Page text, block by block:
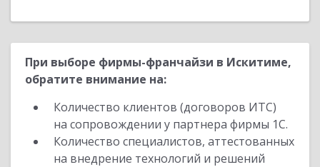
При выборе фирмы-франчайзи в Искитиме,
обратите внимание на:
Количество клиентов (договоров ИТС)
на сопровождении у партнера фирмы 1С.
Количество специалистов, аттестованных
на внедрение технологий и решений